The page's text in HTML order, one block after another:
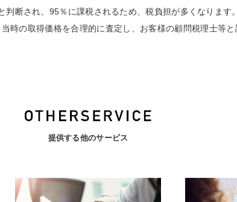
断され、95％に課税されるため、税負担が多くなります。
時の取得価格を合理的に査定し、お客様の顧問税理士等
提供する他のサービス